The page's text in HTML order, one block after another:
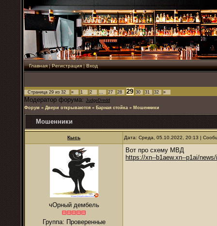
Главная|Регистрация|Вход
Страница 29 из 32 « 1 2 … 27 28 29 30 31 32 »
Модератор форума: JudgeDredd
Форум » Двери открываются » Барная стойка » Мошенники
Мошенники
Кысь Дата: Среда, 05.10.2022, 20:13 |
чОрный дембель
Группа: Проверенные
Вот про схему МВД
https://xn--b1aew.xn--p1ai/